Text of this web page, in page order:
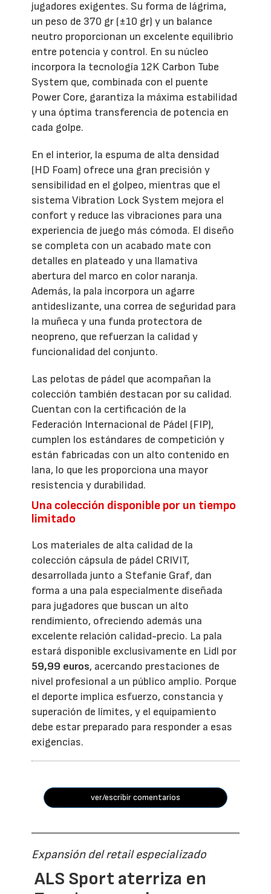
jugadores exigentes. Su forma de lágrima,
un peso de 370 gr (±10 gr) y un balance
neutro proporcionan un excelente equilibrio
entre potencia y control. En su núcleo
incorpora la tecnología 12K Carbon Tube
System que, combinada con el puente
Power Core, garantiza la máxima estabilidad
y una óptima transferencia de potencia en
cada golpe.
En el interior, la espuma de alta densidad
(HD Foam) ofrece una gran precisión y
sensibilidad en el golpeo, mientras que el
sistema Vibration Lock System mejora el
confort y reduce las vibraciones para una
experiencia de juego más cómoda. El diseño
se completa con un acabado mate con
detalles en plateado y una llamativa
abertura del marco en color naranja.
Además, la pala incorpora un agarre
antideslizante, una correa de seguridad para
la muñeca y una funda protectora de
neopreno, que refuerzan la calidad y
funcionalidad del conjunto.
Las pelotas de pádel que acompañan la
colección también destacan por su calidad.
Cuentan con la certificación de la
Federación Internacional de Pádel (FIP),
cumplen los estándares de competición y
están fabricadas con un alto contenido en
lana, lo que les proporciona una mayor
resistencia y durabilidad.
Una colección disponible por un tiempo
limitado
Los materiales de alta calidad de la
colección cápsula de pádel CRIVIT,
desarrollada junto a Stefanie Graf, dan
forma a una pala especialmente diseñada
para jugadores que buscan un alto
rendimiento, ofreciendo además una
excelente relación calidad-precio. La pala
estará disponible exclusivamente en Lidl por
59,99 euros, acercando prestaciones de
nivel profesional a un público amplio. Porque
el deporte implica esfuerzo, constancia y
superación de límites, y el equipamiento
debe estar preparado para responder a esas
exigencias.
ver/escribir comentarios
Expansión del retail especializado
ALS Sport aterriza en